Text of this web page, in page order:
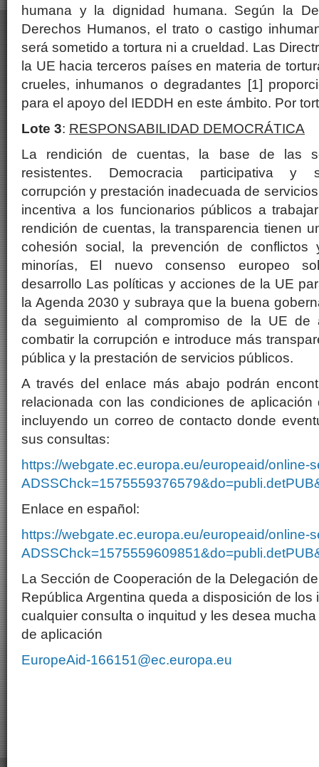
humana y la dignidad humana. Según la
Derechos Humanos, el trato o castigo
será sometido a tortura ni a crueldad. Las
la UE hacia terceros países en materia de
crueles, inhumanos o degradantes [1]
para el apoyo del IEDDH en este ámbito. Por
Lote 3: RESPONSABILIDAD DEMOCRÁTICA
La rendición de cuentas, la base de las
resistentes. Democracia participativa y
corrupción y prestación inadecuada de
incentiva a los funcionarios públicos a
rendición de cuentas, la transparencia tienen
cohesión social, la prevención de
minorías, El nuevo consenso europeo
desarrollo Las políticas y acciones de la UE
la Agenda 2030 y subraya que la buena
da seguimiento al compromiso de la UE de
combatir la corrupción e introduce más
pública y la prestación de servicios públicos.
A través del enlace más abajo podrán
relacionada con las condiciones de aplicación
incluyendo un correo de contacto donde
sus consultas:
https://webgate.ec.europa.eu/europeaid/online-
Enlace en español:
https://webgate.ec.europa.eu/europeaid/online-
La Sección de Cooperación de la Delegación
República Argentina queda a disposición de los
cualquier consulta o inquitud y les desea
de aplicación
EuropeAid-166151@ec.europa.eu